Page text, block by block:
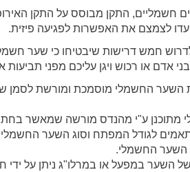
חשמליים, התקן מבוסס על התקן
לצמצם את האפשרות לפגיעה פיזית.
חמש דרישות שיבטיחו כי שער
אדם או רכוש ויגן עליכם מפני תביעות
החשמלי מוסמכת ומורשת לסמן
מתוכנן ע"י מהנדס מורשה שמאשר
לגודל המפתח וסוג השער החשמלי
השער החשמלי.
השער במפעל או במרלו"ג ניתן על ידי